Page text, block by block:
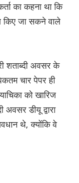
का कहना था कि
किए जा सकने वाले
शताब्दी अवसर के
चार पेपर ही
को खारिज
अवसर डीयू द्वारा
थे, क्योंकि वे